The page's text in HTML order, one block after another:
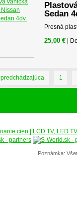
Sedan
Presná
25,00 € |
predchádzajúca 1
Poznámka: